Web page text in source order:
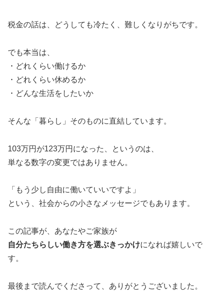
税金の話は、どうしても冷たく、難しくなりがちです。
でも本当は、
・どれくらい働けるか
・どれくらい休めるか
・どんな生活をしたいか
そんな「暮らし」そのものに直結しています。
103万円が123万円になった、というのは、
単なる数字の変更ではありません。
「もう少し自由に働いていいですよ」
という、社会からの小さなメッセージでもあります。
この記事が、あなたやご家族が
自分たちらしい働き方を選ぶきっかけになれば嬉しいで
す。
最後まで読んでくださって、ありがとうございました。